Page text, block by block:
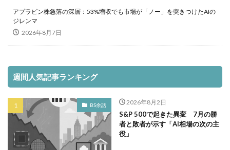
アプラビン株急落の深層：53%増収でも市場が「ノー」を突きつけたAIの
ジレンマ
2026年8月7日
週間人気記事ランキング
BS余話 2026年8月2日
S&P 500で起きた異変 7月の勝
者と敗者が示す「AI相場の次の主
役」